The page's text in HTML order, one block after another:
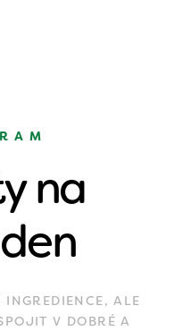
na
ALE
V DOBRÉ A